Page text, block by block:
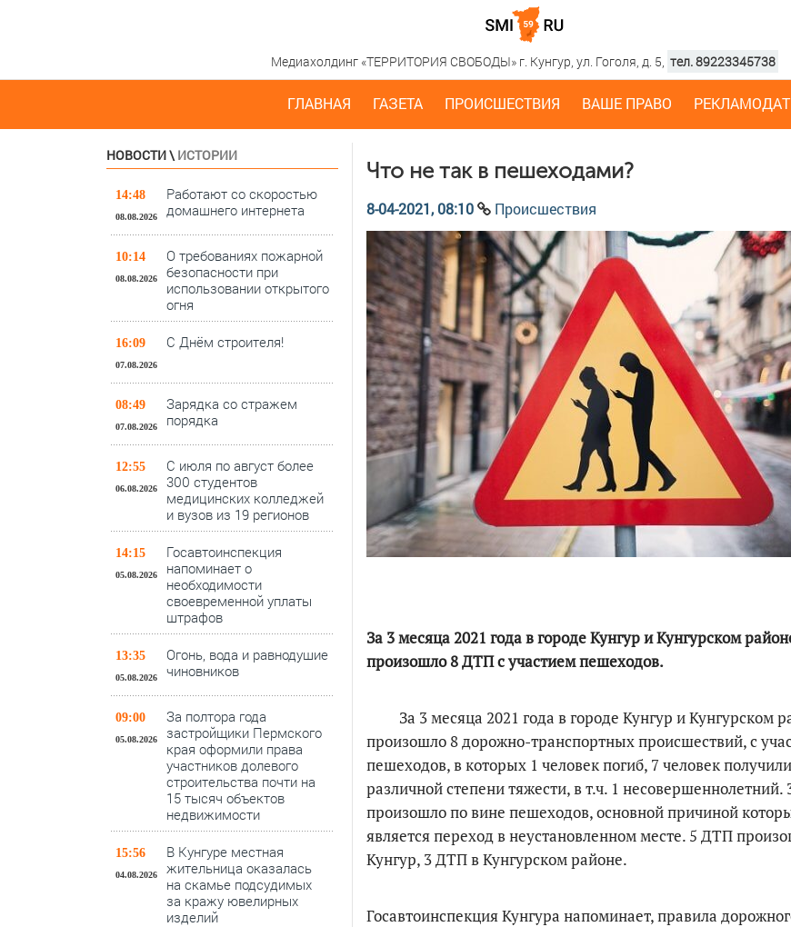
Медиахолдинг «ТЕРРИТОРИЯ СВОБОДЫ» г. Кунгур, ул. Гоголя, д. 5, тел. 89223345738
ГЛАВНАЯ ГАЗЕТА ПРОИСШЕСТВИЯ ВАШЕ ПРАВО
НОВОСТИ\ ИСТОРИИ
14:48
08.08.2026
Работают со скоростью
домашнего интернета
10:14
08.08.2026
О требованиях пожарной
безопасности при
использовании открытого
огня
16:09
07.08.2026
С Днём строителя!
08:49
07.08.2026
Зарядка со стражем
порядка
12:55
06.08.2026
С июля по август более
300 студентов
медицинских колледжей
и вузов из 19 регионов
14:15
05.08.2026
Госавтоинспекция
напоминает о
необходимости
своевременной уплаты
штрафов
13:35
05.08.2026
Огонь, вода и равнодушие
чиновников
09:00
05.08.2026
За полтора года
застройщики Пермского
края оформили права
участников долевого
строительства почти на
15 тысяч объектов
недвижимости
15:56
04.08.2026
В Кунгуре местная
жительница оказалась
на скамье подсудимых
за кражу ювелирных
изделий
Что не так в пешеходами?
8-04-2021, 08:10 Происшествия
За 3 месяца 2021 года в городе Кунгур и Кунгурском
произошло 8 ДТП с участием пешеходов.
За 3 месяца 2021 года в городе Кунгур и Кунгурском
произошло 8 дорожно-транспортных происшествий, с
пешеходов, в которых 1 человек погиб, 7 человек
различной степени тяжести, в т.ч. 1
произошло по вине пешеходов, основной причиной
является переход в неустановленном месте. 5 ДТП
Кунгур, 3 ДТП в Кунгурском районе.
Госавтоинспекция Кунгура напоминает, правила
По итогам